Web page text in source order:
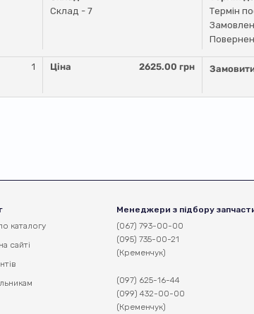
Склад - 7
Термін
1 Ціна 2625.00 грн
каталогу
сайті
Менеджери з підбору
(067) 793-00-00
(095) 735-00-21
(Кременчук)
(097) 625-16-44
(099) 432-00-00
(Кременчук)